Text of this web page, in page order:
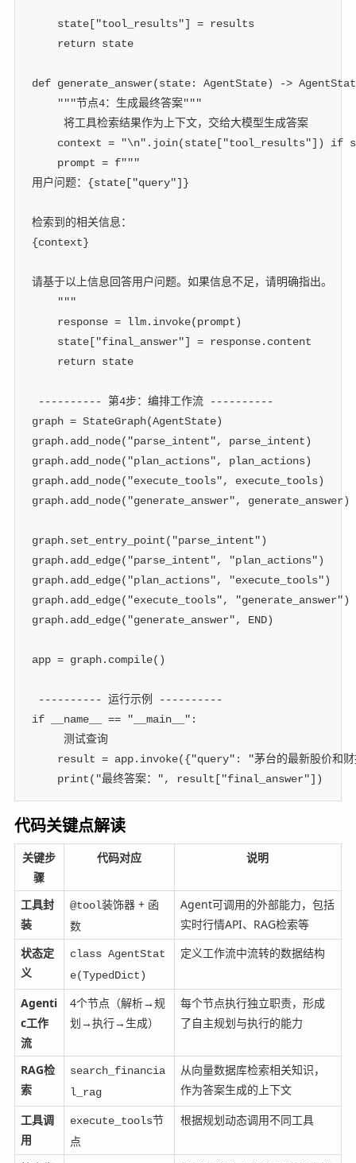
    state
["tool_results"] = results
return state
def generate_answer(state: AgentState) ->
"""节点4：生成最终答案"""
将工具检索结果作为上下文，交给大模型生成答案
    context
= "\n" . join(state["tool_results"] ) if
    prompt
= f"""
用户问题： {state["query"] }
检索到的相关信息：
{context}
请基于以上信息回答用户问题。如果信息不足，请明确指出。
    """
    response
= llm. invoke(prompt)
    state
["final_answer"] = response. content
return state
---------- 第4步：编排工作流 ----------
graph = StateGraph(AgentState)
graph. add_node( "parse_intent", parse_intent)
graph. add_node( "plan_actions", plan_actions)
graph. add_node( "execute_tools", execute_tools)
graph. add_node( "generate_answer", generate_answer)
graph. set_entry_point( "parse_intent")
graph. add_edge( "parse_intent", "plan_actions")
graph. add_edge( "plan_actions", "execute_tools")
graph. add_edge( "execute_tools", "generate_answer")
graph. add_edge( "generate_answer", END)
app = graph. compile( )
---------- 运行示例 ----------
if __name__ == "__main__" :
测试查询
    result
= app. invoke({"query" :
"茅台的最新股价和
print( "最终答案：", result ["final_answer"] )
代码关键点解读
关键步
骤
代码对应 说明
工具封
装
@tool装饰器 + 函
数
Agent可调用的外部能力，包括
实时行情API、RAG检索等
状态定
义
class AgentStat
e(TypedDict)
定义工作流中流转的数据结构
Agenti
c工作
流
4个节点（解析→规
划→执行→生成）
每个节点执行独立职责，形成
了自主规划与执行的能力
RAG检
索
search_financia
l_rag
从向量数据库检索相关知识，
作为答案生成的上下文
工具调
用
execute_tools节
点
根据规划动态调用不同工具